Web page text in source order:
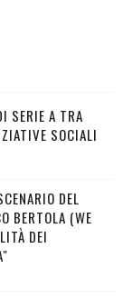
SERIE A TRA
SOCIALI
DEL
BERTOLA (WE
DEI